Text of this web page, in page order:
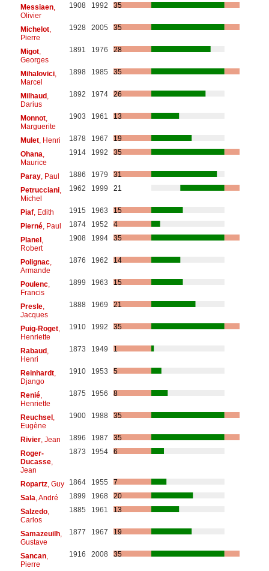
Messiaen,
Olivier
1908 1992 35
Michelot,
Pierre
1928 2005 35
Migot,
Georges
1891 1976 28
Mihalovici,
Marcel
1898 1985 35
Milhaud,
Darius
1892 1974 26
Monnot,
Marguerite
1903 1961 13
Mulet, Henri 1878 1967
19
Ohana
Maurice
1914 1992 35
Paray, Paul 1886 1979
31
Petrucciani,
Michel
1962 1999 21
Piaf, Edith 1915 1963
15
Pierné, Paul 1874 1952
4
Planel,
Robert
1908 1994 35
Polignac,
Armande
1876 1962 14
Poulenc,
Francis
1899 1963 15
Presle,
Jacques
1888 1969 21
Puig-Roget,
Henriette
1910 1992 35
Rabaud,
Henri
1873 1949 1
Reinhardt,
Django
1910 1953 5
Renié,
Henriette
1875 1956 8
Reuchsel,
Eugène
1900 1988 35
Rivier, Jean 1896 1987
35
Roger-
Ducasse,
Jean
1873 1954 6
Ropartz, Guy 1864 1955
7
Sala , André 1899 1968
20
Salzedo,
Carlos
1885 1961 13
Samazeuilh,
Gustave
1877 1967 19
Sancan,
Pierre
1916 2008 35